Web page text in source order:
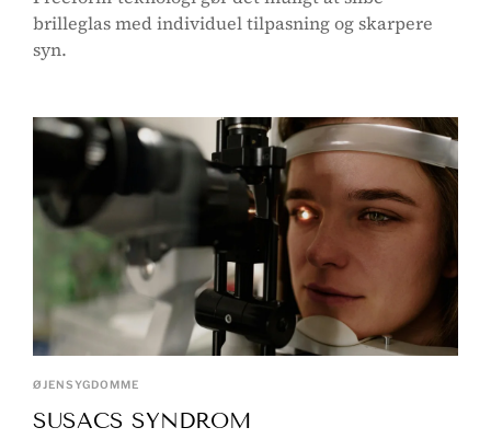
brilleglas med individuel tilpasning og skarpere
syn.
ØJENSYGDOMME
SUSACS SYNDROM